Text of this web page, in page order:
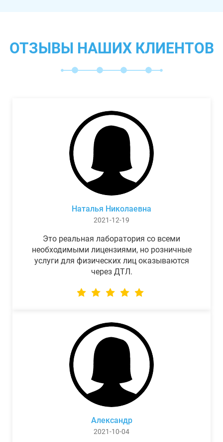
ОТЗЫВЫ НАШИХ КЛИЕНТОВ
Наталья Николаевна
2021-12-19
Это реальная лаборатория со всеми
необходимыми лицензиями, но розничные
услуги для физических лиц оказываются
через ДТЛ.
Александр
2021-10-04